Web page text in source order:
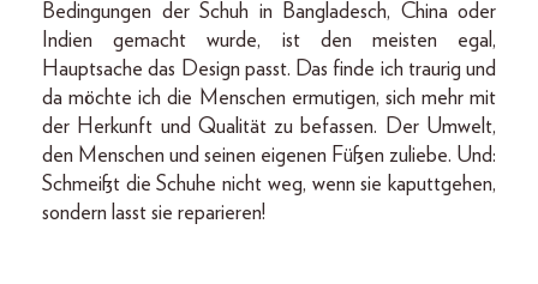
Bedingungen der Schuh in Bangladesch, China oder
Indien gemacht wurde, ist den meisten egal,
Hauptsache das Design passt. Das finde ich traurig und
da möchte ich die Menschen ermutigen, sich mehr mit
der Herkunft und Qualität zu befassen. Der Umwelt,
den Menschen und seinen eigenen Füßen zuliebe. Und:
Schmeißt die Schuhe nicht weg, wenn sie kaputtgehen,
sondern lasst sie reparieren!